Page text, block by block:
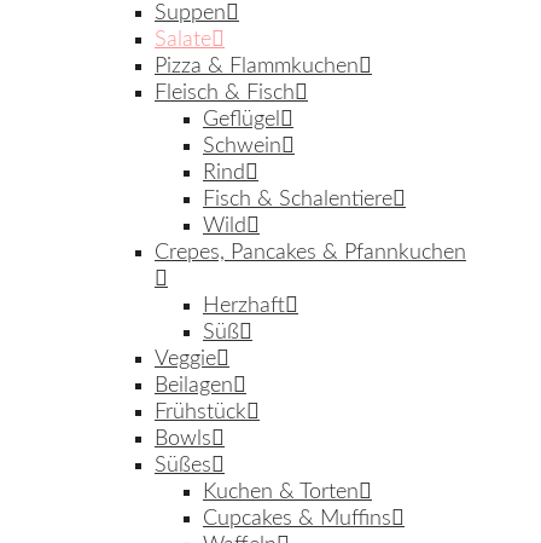
Suppen
Salate
Pizza & Flammkuchen
Fleisch & Fisch
Geflügel
Schwein
Rind
Fisch & Schalentiere
Wild
Crepes, Pancakes & Pfannkuchen
Herzhaft
Süß
Veggie
Beilagen
Frühstück
Bowls
Süßes
Kuchen & Torten
Cupcakes & Muffins